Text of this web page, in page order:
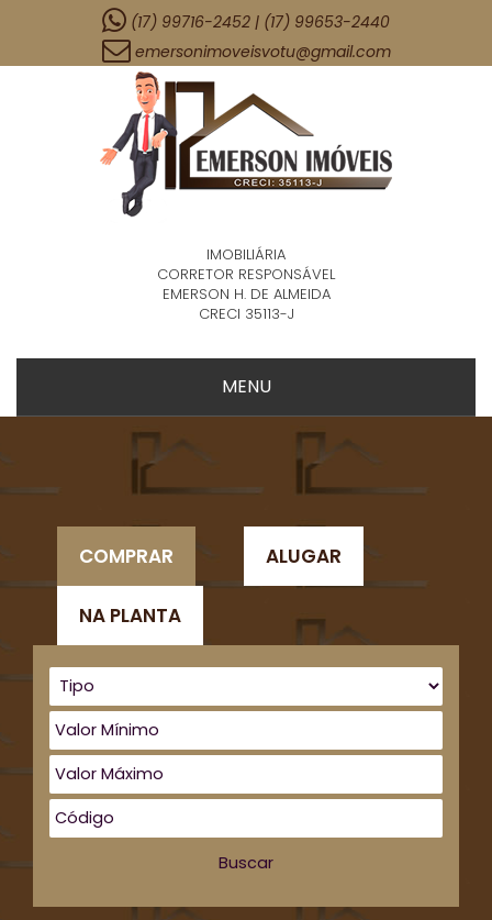
(17) 99716-2452 | (17) 99653-2440
emersonimoveisvotu@gmail.com
IMOBILIÁRIA
CORRETOR RESPONSÁVEL
EMERSON H. DE ALMEIDA
CRECI 35113-J
MENU
COMPRAR ALUGAR
NA PLANTA